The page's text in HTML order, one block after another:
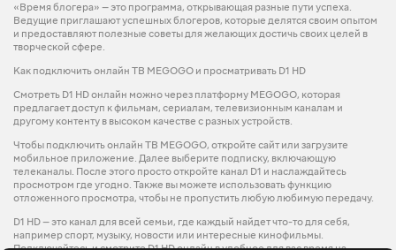
«Время блогера» — это программа, открывающая разные пути успеха.
Ведущие приглашают успешных блогеров, которые делятся своим опытом
и предоставляют полезные советы для желающих достичь своих целей в
творческой сфере.
Как подключить онлайн ТВ MEGOGO и просматривать D1 HD
Смотреть D1 HD онлайн можно через платформу MEGOGO, которая
предлагает доступ к фильмам, сериалам, телевизионным каналам и
другому контенту в высоком качестве с разных устройств.
Чтобы подключить онлайн ТВ MEGOGO, откройте сайт или загрузите
мобильное приложение. Далее выберите подписку, включающую
телеканалы. После этого просто откройте канал D1 и наслаждайтесь
просмотром где угодно. Также вы можете использовать функцию
отложенного просмотра, чтобы не пропустить любую любимую передачу.
D1 HD — это канал для всей семьи, где каждый найдет что-то для себя,
например спорт, музыку, новости или интересные кинофильмы.